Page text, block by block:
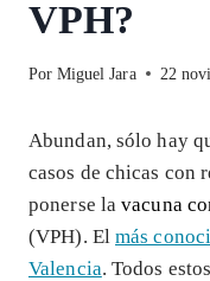
VPH?
Por Miguel Jara 22
Abundan, sólo hay
casos de chicas con
ponerse lavacuna
(VPH). Elmás
Valencia. Todos